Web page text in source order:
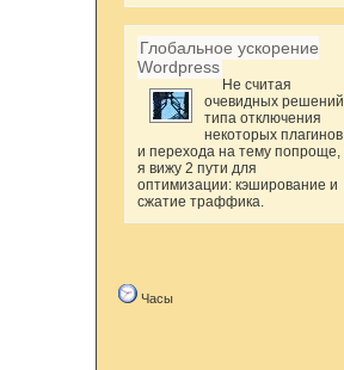
Глобальное ускорение
Wordpress
Не считая
очевидных решений
типа отключения
некоторых плагинов
и перехода на тему попроще,
я вижу 2 пути для
оптимизации: кэширование и
сжатие траффика.
Часы